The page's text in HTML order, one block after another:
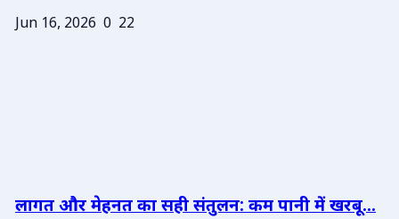
Jun 16, 2026 0 22
लागत और मेहनत का सही संतुलन: कम पानी में खरबू...